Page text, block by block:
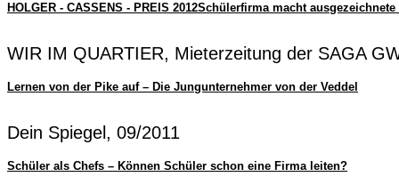
HOLGER - CASSENS - PREIS 2012Schülerfirma macht ausgezeichnete
WIR IM QUARTIER, Mieterzeitung der SAGA
Lernen von der Pike auf – Die Jungunternehmer von der Veddel
Dein Spiegel, 09/2011
Schüler als Chefs – Können Schüler schon eine Firma leiten?